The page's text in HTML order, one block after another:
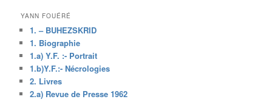
YANN FOUÉRÉ
1. – BUHEZSKRID
1. Biographie
1.a) Y.F. :- Portrait
1.b)Y.F.:- Nécrologies
2. Livres
2.a) Revue de Presse 1962